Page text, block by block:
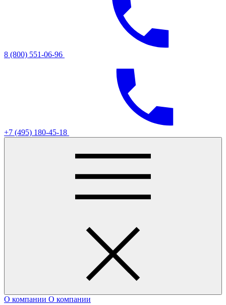
8 (800) 551-06-96
+7 (495) 180-45-18
О компании О компании